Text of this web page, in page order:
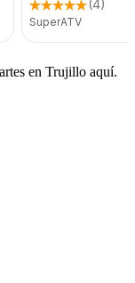
en Trujillo aquí.